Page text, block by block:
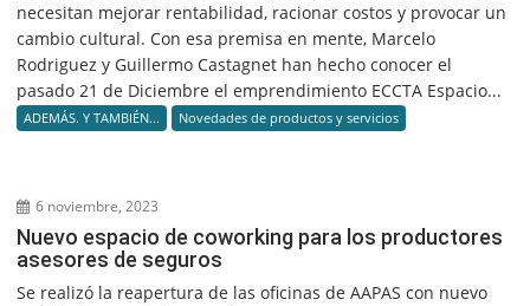
necesitan mejorar rentabilidad, racionar costos y provocar un
cambio cultural. Con esa premisa en mente, Marcelo
Rodriguez y Guillermo Castagnet han hecho conocer el
pasado 21 de Diciembre el emprendimiento ECCTA Espacio...
ADEMÁS. Y TAMBIÉN... Novedades de productos y servicios
6 noviembre, 2023
Nuevo espacio de coworking para los productores
asesores de seguros
Se realizó la reapertura de las oficinas de AAPAS con nuevo